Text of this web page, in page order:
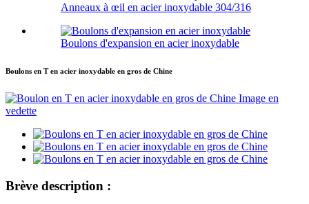
Anneaux à œil en acier inoxydable 304/316
Boulons d'expansion en acier inoxydable
Boulons en T en acier inoxydable en gros de Chine
Brève description :